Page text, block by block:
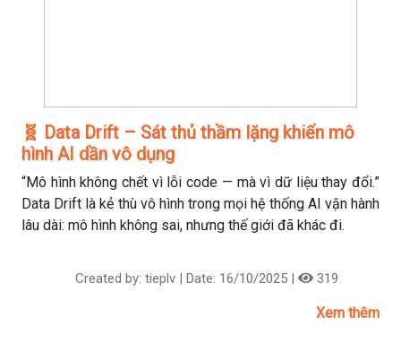
🧬 Data Drift – Sát thủ thầm lặng khiến mô
hình AI dần vô dụng
“Mô hình không chết vì lỗi code — mà vì dữ liệu thay đổi.”
Data Drift là kẻ thù vô hình trong mọi hệ thống AI vận hành
lâu dài: mô hình không sai, nhưng thế giới đã khác đi.
Created by: tieplv | Date: 16/10/2025 | 319
Xem thêm